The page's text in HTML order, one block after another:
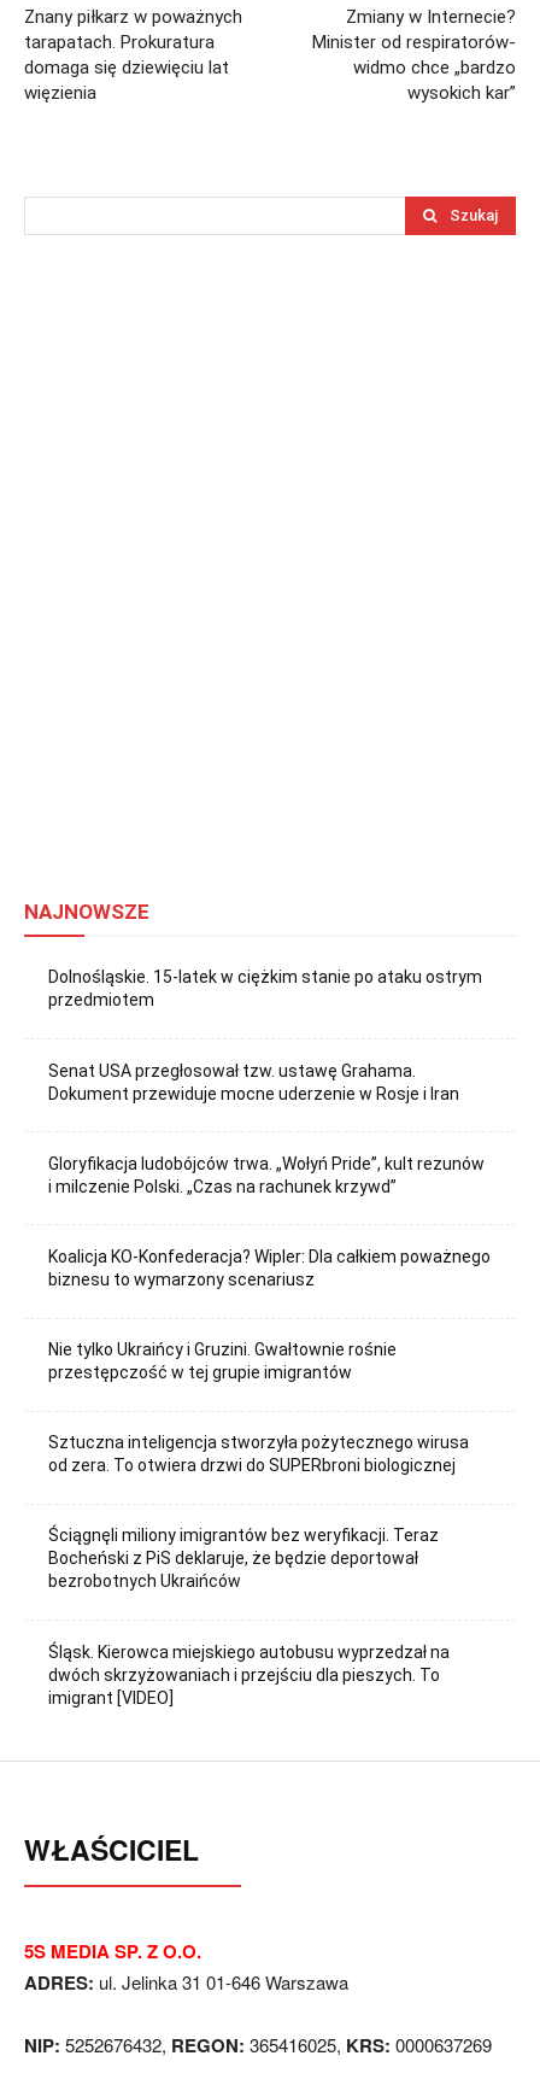
Znany piłkarz w poważnych
tarapatach. Prokuratura
domaga się dziewięciu lat
więzienia
Zmiany w Internecie?
Minister od respiratorów-
widmo chce „bardzo
wysokich kar”
Szukaj
NAJNOWSZE
Dolnośląskie. 15-latek w ciężkim stanie po ataku ostrym
przedmiotem
Senat USA przegłosował tzw. ustawę Grahama.
Dokument przewiduje mocne uderzenie w Rosje i Iran
Gloryfikacja ludobójców trwa. „Wołyń Pride”, kult rezunów
i milczenie Polski. „Czas na rachunek krzywd”
Koalicja KO-Konfederacja? Wipler: Dla całkiem poważnego
biznesu to wymarzony scenariusz
Nie tylko Ukraińcy i Gruzini. Gwałtownie rośnie
przestępczość w tej grupie imigrantów
Sztuczna inteligencja stworzyła pożytecznego wirusa
od zera. To otwiera drzwi do SUPERbroni biologicznej
Ściągnęli miliony imigrantów bez weryfikacji. Teraz
Bocheński z PiS deklaruje, że będzie deportował
bezrobotnych Ukraińców
Śląsk. Kierowca miejskiego autobusu wyprzedzał na
dwóch skrzyżowaniach i przejściu dla pieszych. To
imigrant [VIDEO]
WŁAŚCICIEL
5S MEDIA SP. Z O.O.
ADRES: ul. Jelinka 31 01-646 Warszawa
NIP: 5252676432, REGON: 365416025, KRS: 0000637269